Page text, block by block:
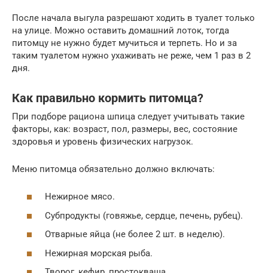
После начала выгула разрешают ходить в туалет только
на улице. Можно оставить домашний лоток, тогда
питомцу не нужно будет мучиться и терпеть. Но и за
таким туалетом нужно ухаживать не реже, чем 1 раз в 2
дня.
Как правильно кормить питомца?
При подборе рациона шпица следует учитывать такие
факторы, как: возраст, пол, размеры, вес, состояние
здоровья и уровень физических нагрузок.
Меню питомца обязательно должно включать:
Нежирное мясо.
Субпродукты (говяжье, сердце, печень, рубец).
Отварные яйца (не более 2 шт. в неделю).
Нежирная морская рыба.